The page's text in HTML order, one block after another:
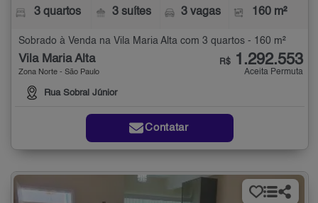
3 quartos 3 suítes 3 vagas 160 m²
Sobrado à Venda na Vila Maria Alta com 3 quartos - 160 m²
Vila Maria Alta
Zona Norte - São Paulo
Rua Sobral Júnior
R$ 1.292.553
Aceita Permuta
Contatar